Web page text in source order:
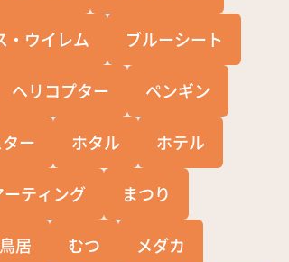
・ウイレム ブルーシート
ヘリコプター ペンギン
ー ホタル ホテル
ーティング まつり
居 むつ メダカ